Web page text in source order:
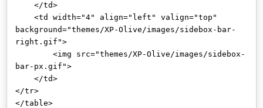
</td>
<td width="4" align="left" valign="top"
background="themes/XP-Olive/images/sidebox-bar-
right.gif">
<img src="themes/XP-Olive/images/sidebox-
bar-px.gif">
</td>
</tr>
</table>